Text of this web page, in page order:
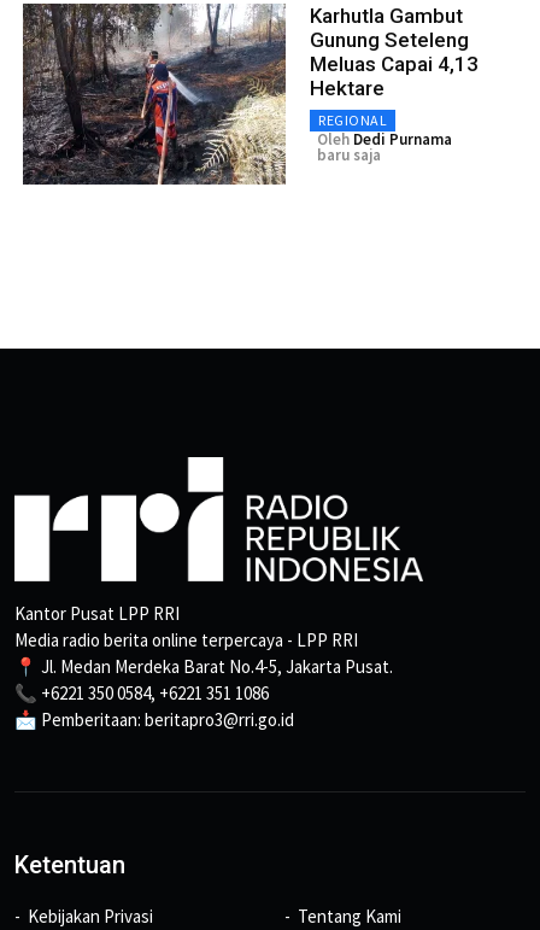
Karhutla Gambut
Gunung Seteleng
Meluas Capai 4,13
Hektare
REGIONAL
Oleh Dedi Purnama
baru saja
Kantor Pusat LPP RRI
Media radio berita online terpercaya - LPP RRI
📍 Jl. Medan Merdeka Barat No.4-5, Jakarta Pusat.
📞 +6221 350 0584, +6221 351 1086
📩 Pemberitaan: beritapro3@rri.go.id
Ketentuan
Kebijakan Privasi
Tentang Kami